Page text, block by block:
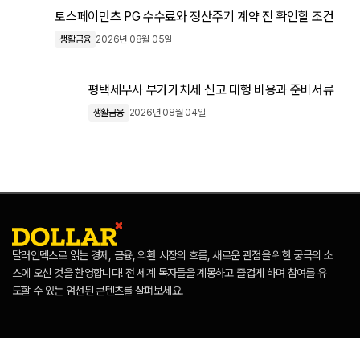
토스페이먼츠 PG 수수료와 정산주기 계약 전 확인할 조건
생활금융 2026년 08월 05일
평택세무사 부가가치세 신고 대행 비용과 준비서류
생활금융 2026년 08월 04일
달러인덱스로 읽는 경제, 금융, 외환 시장의 흐름, 새로운 관점을 위한 궁극의 소
스에 오신 것을 환영합니다! 전 세계 독자들을 계몽하고 즐겁게 하며 참여를 유
도할 수 있는 엄선된 콘텐츠를 살펴보세요.